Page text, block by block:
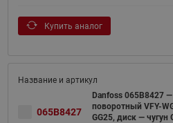
Купить аналог
065B8427
Danfoss 065B8427
поворотный VFY-
GG25, диск — чугун